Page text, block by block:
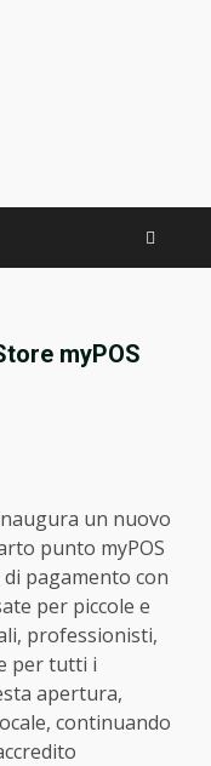
myPOS
inaugura un nuovo
punto myPOS
pagamento con
per piccole e
professionisti,
per tutti i
apertura,
continuando